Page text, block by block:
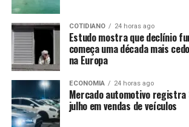
COTIDIANO 24 horas ago
Estudo mostra que declínio
começa uma década mais
na Europa
ECONOMIA 24 horas ago
Mercado automotivo registra
julho em vendas de veículos